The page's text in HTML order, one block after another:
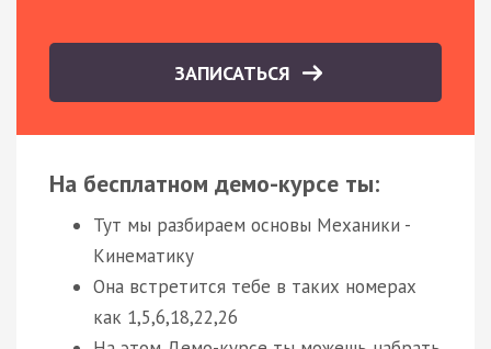
ЗАПИСАТЬСЯ
На бесплатном демо-курсе ты:
Тут мы разбираем основы Механики -
Кинематику
Она встретится тебе в таких номерах
как 1,5,6,18,22,26